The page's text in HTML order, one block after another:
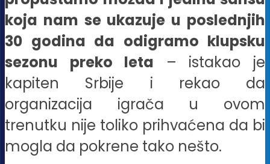
koja nam se ukazuje u poslednjih
30 godina da odigramo klupsku
sezonu preko leta – istakao je
kapiten Srbije i rekao da
organizacija igrača u ovom
trenutku nije toliko prihvaćena da bi
mogla da pokrene tako nešto.